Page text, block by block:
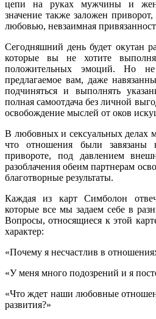
цепи на руках мужчины и
значение также заложен
любовью, невзаимная
Сегодняшний день будет окутан
которые вы не хотите
положительных эмоций. Но
предлагаемое вам, даже
подчиняться и выполнять
полная самоотдача без личной
освобождение мыслей от оков
В любовных и сексуальных делах
что отношения были завязаны
привороте, под давлением
разоблачения обеим партнерам
благотворные результаты.
Каждая из карт Симболон
которые все мы задаем себе в
Вопросы, относящиеся к этой
характер:
«Почему я несчастлив в
«У меня много подозрений и я
«Что ждет наши любовные
развития?»